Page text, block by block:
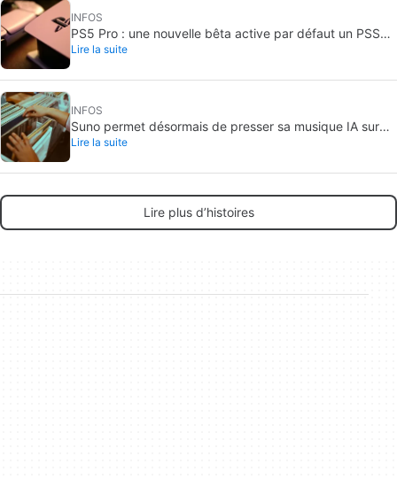
INFOS
PS5 Pro : une nouvelle bêta active par défaut un PSSR
amélioré
Lire la suite
INFOS
Suno permet désormais de presser sa musique IA sur
vinyle
Lire la suite
Lire plus d’histoires